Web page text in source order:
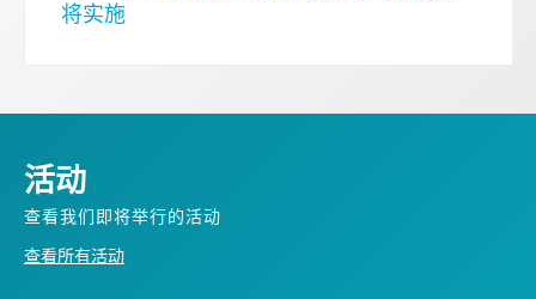
将实施
活动
查看我们即将举行的活动
查看所有活动